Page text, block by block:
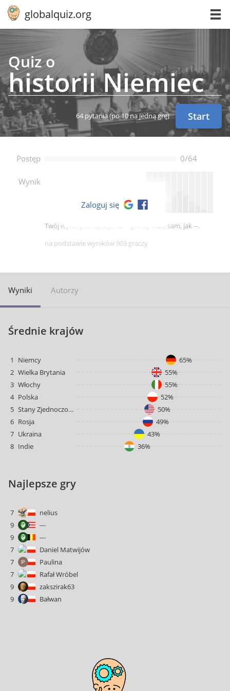
globalquiz.org
Quiz o
historii Niemiec
64 pytania(po 10 na jedną grę) Start
Postęp 0/64
Wynik --
Twój wynik jest lepszy, niż -- graczy i taki sam, jak --.
na podstawie wyników 903 graczy
Zaloguj się
Wyniki Autorzy
Średnie krajów
1 Niemcy
65%
2 Wielka Brytania
55%
3 Włochy
55%
4 Polska
52%
5
Stany Zjednoczone
50%
6 Rosja
49%
7 Ukraina
43%
8 Indie 36%
Najlepsze gry
7
nelius
9
---
9
---
7
Daniel Matwijów
7
Paulina
7
Rafał Wróbel
9
zakszirak63
9
Bałwan